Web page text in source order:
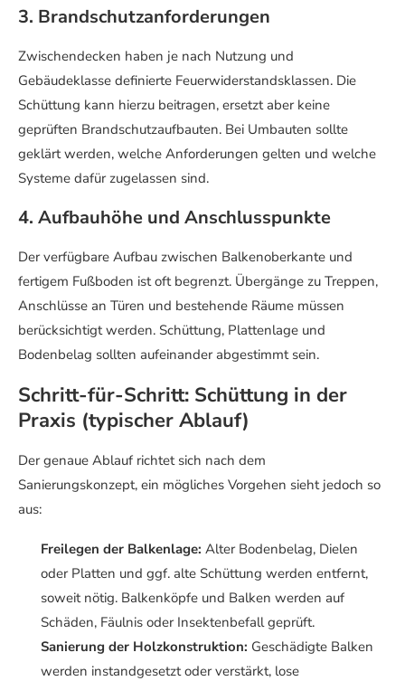
3. Brandschutzanforderungen
Zwischendecken haben je nach Nutzung und
Gebäudeklasse definierte Feuerwiderstandsklassen. Die
Schüttung kann hierzu beitragen, ersetzt aber keine
geprüften Brandschutzaufbauten. Bei Umbauten sollte
geklärt werden, welche Anforderungen gelten und welche
Systeme dafür zugelassen sind.
4. Aufbauhöhe und Anschlusspunkte
Der verfügbare Aufbau zwischen Balkenoberkante und
fertigem Fußboden ist oft begrenzt. Übergänge zu Treppen,
Anschlüsse an Türen und bestehende Räume müssen
berücksichtigt werden. Schüttung, Plattenlage und
Bodenbelag sollten aufeinander abgestimmt sein.
Schritt-für-Schritt: Schüttung in der
Praxis (typischer Ablauf)
Der genaue Ablauf richtet sich nach dem
Sanierungskonzept, ein mögliches Vorgehen sieht jedoch so
aus:
Freilegen der Balkenlage: Alter Bodenbelag, Dielen
oder Platten und ggf. alte Schüttung werden entfernt,
soweit nötig. Balkenköpfe und Balken werden auf
Schäden, Fäulnis oder Insektenbefall geprüft.
Sanierung der Holzkonstruktion: Geschädigte Balken
werden instandgesetzt oder verstärkt, lose